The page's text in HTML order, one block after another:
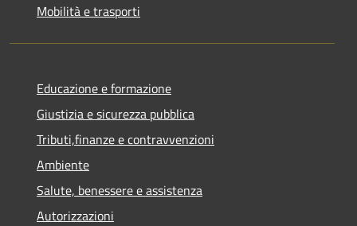
Mobilità e trasporti
Educazione e formazione
Giustizia e sicurezza pubblica
Tributi,finanze e contravvenzioni
Ambiente
Salute, benessere e assistenza
Autorizzazioni